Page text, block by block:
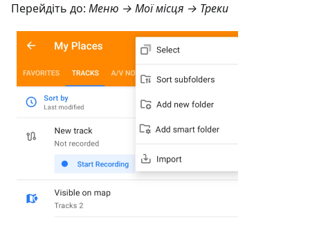
Перейдіть до: Меню → Мої місця → Треки